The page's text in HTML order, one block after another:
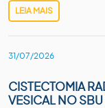
LEIA MAIS
31/07/2026
CISTECTOMIA
VESICAL NO